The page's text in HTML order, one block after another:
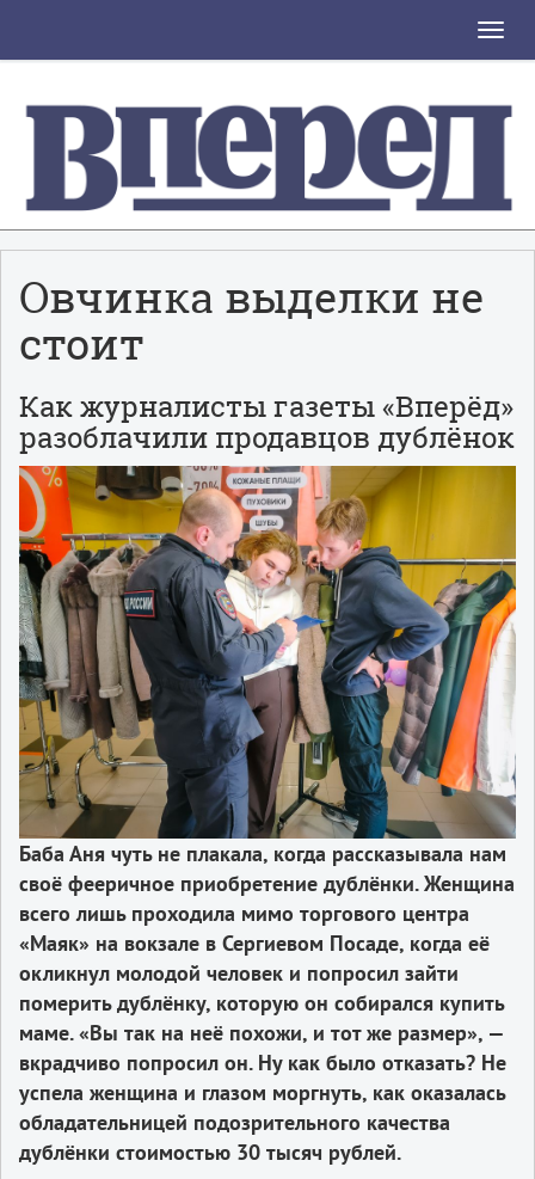
Toggle
Овчинка выделки не
стоит
Как журналисты газеты «Вперёд»
разоблачили продавцов дублёнок
Баба Аня чуть не плакала, когда рассказывала нам
своё фееричное приобретение дублёнки. Женщина
всего лишь проходила мимо торгового центра
«Маяк» на вокзале в Сергиевом Посаде, когда её
окликнул молодой человек и попросил зайти
померить дублёнку, которую он собирался купить
маме. «Вы так на неё похожи, и тот же размер», —
вкрадчиво попросил он. Ну как было отказать? Не
успела женщина и глазом моргнуть, как оказалась
обладательницей подозрительного качества
дублёнки стоимостью 30 тысяч рублей.